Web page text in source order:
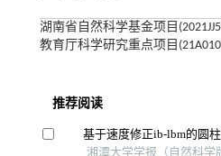
湖南省自然科学基金项目
教育厅科学研究重点项目